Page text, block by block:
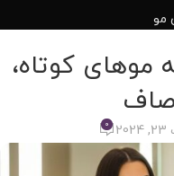
مو
کوتاه،
صاف
0